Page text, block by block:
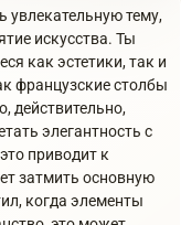
увлекательную тему,
искусства. Ты
как эстетики, так и
французские столбы
действительно,
элегантность с
приводит к
затмить основную
когда элементы